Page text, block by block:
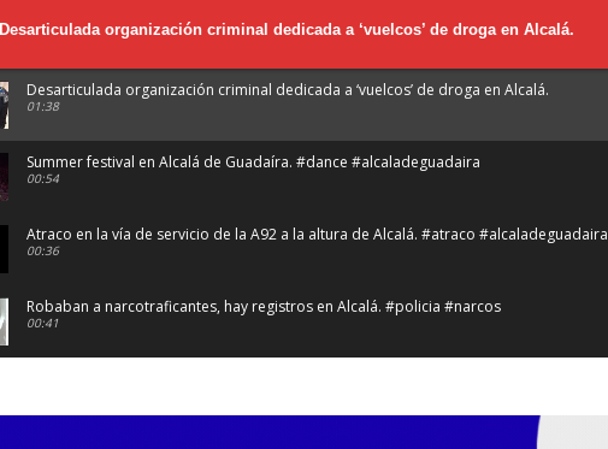
Desarticulada organización criminal dedicada a ‘vuelcos’ de droga en Alcalá.
Desarticulada organización criminal dedicada a ‘vuelcos’ de droga en Alcalá.
01:38
Summer festival en Alcalá de Guadaíra. #dance #alcaladeguadaira
00:54
Atraco en la vía de servicio de la A92 a la altura de Alcalá. #atraco #alcaladeguadaira
00:36
Robaban a narcotraficantes, hay registros en Alcalá. #policia #narcos
00:41